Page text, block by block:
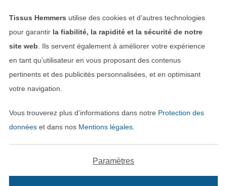
Nederlands
Passer à la boutique
Français
Passer à la
Tissus Hemmers utilise des cookies et d’autres technologies
pour garantir la fiabilité, la rapidité et la sécurité de notre
site web . Ils servent également à améliorer votre expérience
en tant qu’utilisateur en vous proposant des contenus
pertinents et des publicités personnalisées, et en optimisant
votre navigation.
Vous trouverez plus d’informations dans notre Protection des
donnéeset dans nos Mentions légales.
Paramètres